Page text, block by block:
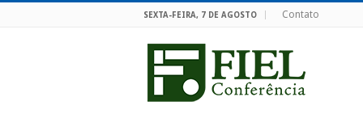
SEXTA-FEIRA, 7 DE AGOSTO Contato